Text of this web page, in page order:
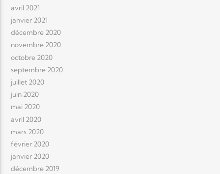
avril 2021
janvier 2021
décembre 2020
novembre 2020
octobre 2020
septembre 2020
juillet 2020
juin 2020
mai 2020
avril 2020
mars 2020
février 2020
janvier 2020
décembre 2019